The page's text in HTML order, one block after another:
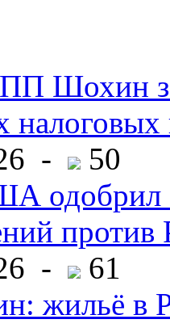
Шохин
налоговых
-
50
одобрил
-
61
жильё в